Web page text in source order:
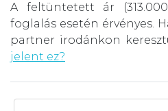
A feltüntetett ár
foglalás esetén érvényes.
partner irodánkon
jelent ez?